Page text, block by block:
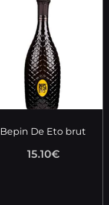
Bepin De Eto brut
15.10€